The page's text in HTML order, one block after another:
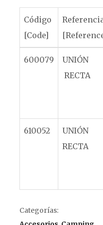
Código
[Code]
600079
UNIÓN
RECTA
610052
UNIÓN
RECTA
Categorías: